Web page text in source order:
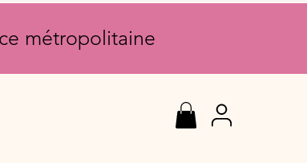
métropolitaine